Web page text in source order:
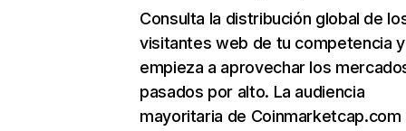
Consulta la distribución global de
visitantes web de tu competencia y
empieza a aprovechar los
pasados por alto. La audiencia
mayoritaria de Coinmarketcap.com